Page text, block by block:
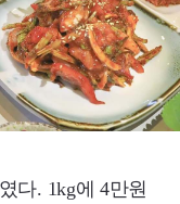
다. 1kg에 4만원